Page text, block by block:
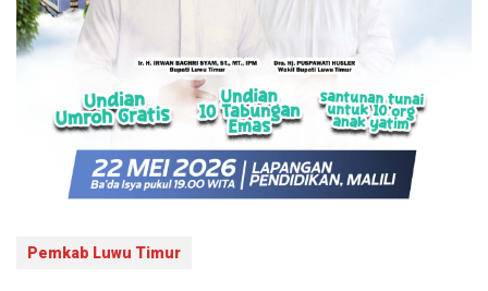
Pemkab Luwu Timur